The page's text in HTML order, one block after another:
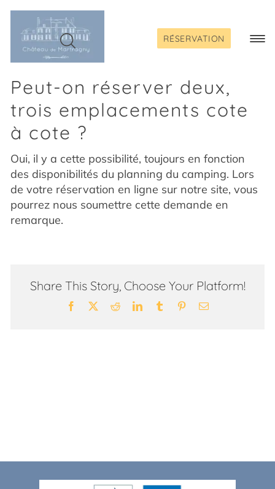
Passer
contenu
RÉSERVATION
Peut-on réserver deux,
trois emplacements cote
à cote ?
Oui, il y a cette possibilité, toujours en fonction
des disponibilités du planning du camping. Lors
de votre réservation en ligne sur notre site, vous
pourrez nous soumettre cette demande en
remarque.
Share This Story, Choose Your Platform!
Facebook RedditLinkedInTumblr PinterestEmail